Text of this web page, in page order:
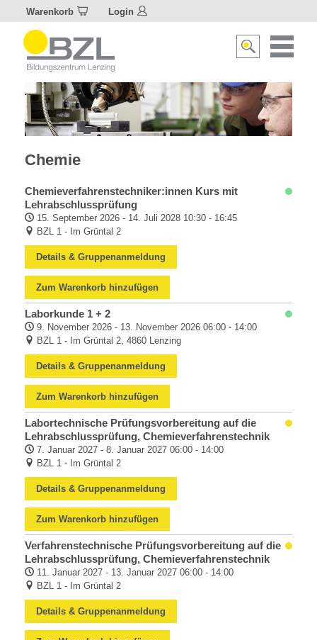
Warenkorb Login
Suche
Chemie
Chemie
Chemieverfahrenstechniker:innen Kurs mit
Lehrabschlussprüfung
15. September 2026 - 14. Juli 2028 10:30 - 16:45
BZL 1 - Im Grüntal 2
Details & Gruppenanmeldung
Zum Warenkorb hinzufügen
Laborkunde 1 + 2
9. November 2026 - 13. November 2026 06:00 - 14:00
BZL 1 - Im Grüntal 2, 4860 Lenzing
Details & Gruppenanmeldung
Zum Warenkorb hinzufügen
Labortechnische Prüfungsvorbereitung auf die
Lehrabschlussprüfung, Chemieverfahrenstechnik
7. Januar 2027 - 8. Januar 2027 06:00 - 14:00
BZL 1 - Im Grüntal 2
Details & Gruppenanmeldung
Zum Warenkorb hinzufügen
Verfahrenstechnische Prüfungsvorbereitung auf die
Lehrabschlussprüfung, Chemieverfahrenstechnik
11. Januar 2027 - 13. Januar 2027 06:00 - 14:00
BZL 1 - Im Grüntal 2
Details & Gruppenanmeldung